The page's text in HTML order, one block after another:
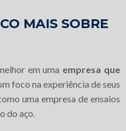
MAIS SOBRE
em uma empresa que
foco na experiência de seus
uma empresa de ensaios
do aço.